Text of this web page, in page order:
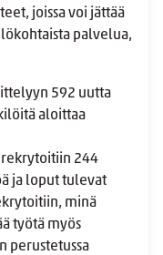
joissa voi jättää
palvelua,
592 uutta
aloittaa
rekrytoitiin 244
ja loput tulevat
minä
työtä myös
perustetussa